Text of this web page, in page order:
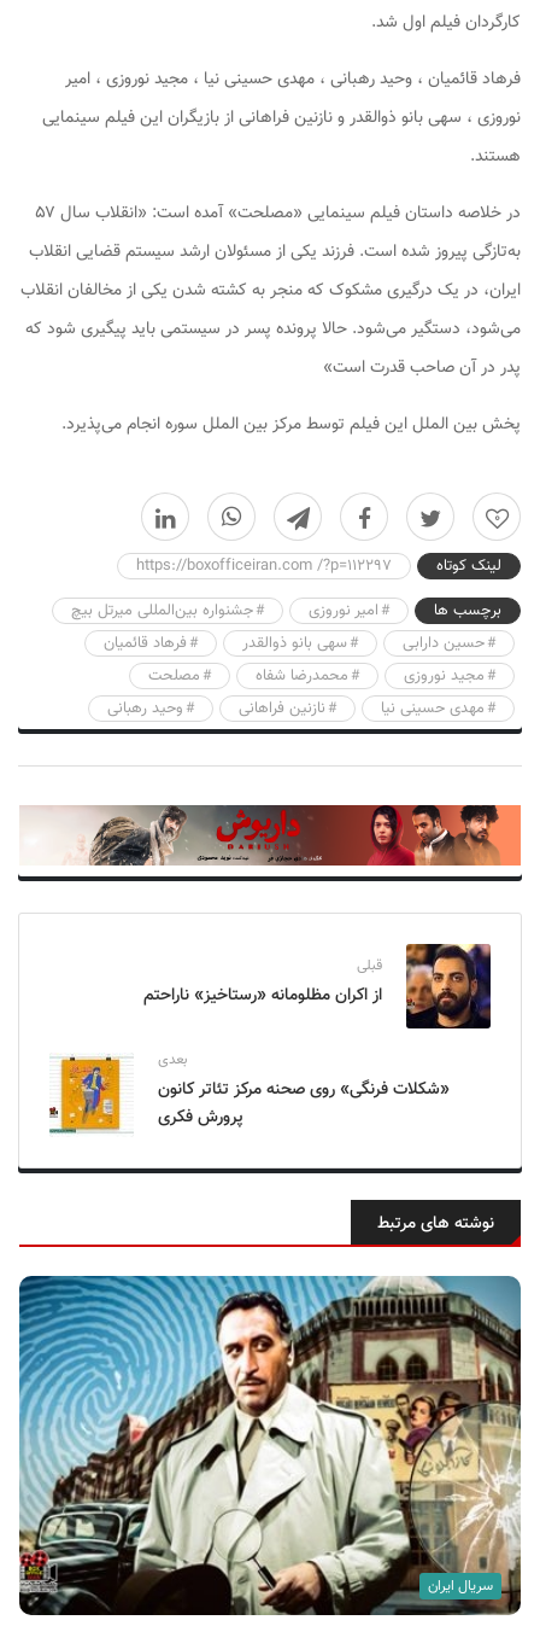
کارگردان فیلم اول شد.
فرهاد قائمیان ، وحید رهبانی ، مهدی حسینی نیا ، مجید نوروزی ، امیر
نوروزی ، سهی بانو ذوالقدر و نازنین فراهانی از بازیگران این فیلم سینمایی
هستند.
در خلاصه داستان فیلم سینمایی «مصلحت» آمده است: «انقلاب سال ۵۷
به‌تازگی پیروز شده است‌. فرزند یکی از مسئولان ارشد سیستم قضایی انقلاب
ایران، در یک درگیری مشکوک که منجر به کشته شدن یکی از مخالفان انقلاب
می‌شود، دستگیر می‌شود. حالا پرونده پسر در سیستمی باید پیگیری شود که
پدر در آن صاحب قدرت است»
پخش بین الملل این فیلم توسط مرکز بین الملل سوره انجام می‌پذیرد.
0
لینک کوتاه
https://boxofficeiran.com /?p=112297
برچسب ها
امیر نوروزی
جشنواره بین‌المللی میرتل بیچ
حسین دارابی
سهی بانو ذوالقدر
فرهاد قائمیان
مجید نوروزی
محمدرضا شفاه
مصلحت
مهدی حسینی نیا
نازنین فراهانی وحید رهبانی
قبلی
از اکران مظلومانه «رستاخیز» ناراحتم
بعدی
«شکلات فرنگی» روی صحنه مرکز تئاتر کانون
پرورش فکری
نوشته های مرتبط
سریال ایران